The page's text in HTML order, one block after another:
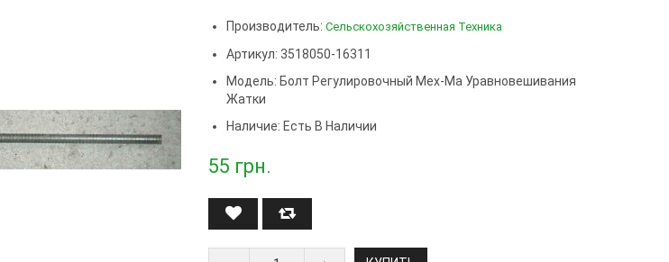
Производитель:Сельскохозяйственная Техника
Артикул: 3518050-16311
Модель: Болт Регулировочный Мех-Ма Уравновешивания
Жатки
Наличие: Есть В Наличии
55 грн.